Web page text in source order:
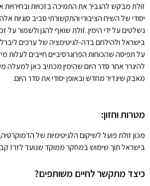
זולת מבקש להגביר את התמיכה בזכויות ובחירויות
יסודי של השיח הציבורי והתקשורתי סביב סוגיות
נשלטים על ידי הימין. זולת שואף להגן ולשמור על
בישראל ולהילחם בדה-לגיטימציה של ערכים
על תפיסה שהכוחות הפרוגרסיביים חייבים לעלות
להיגרר אחר סדר היום שהימין מכתיב כאן למעלה
מאבק שיגדיר מחדש ובאופן יסודי את סדר היום.
מטרות וחזון:
מכון זולת פועל לשיקום הלגיטימיות של הדמוקרטיה,
בישראל תוך שימוש במחקר ממוקד שנועד לזרז
כיצד מתקשר לחיים משותפים?